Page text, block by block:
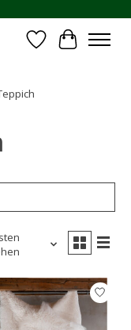
Wunschzettel
Ihr